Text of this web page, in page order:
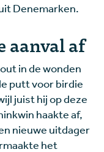
Denemarken.
aanval af
in de wonden
putt voor birdie
juist hij op deze
haakte af,
nieuwe uitdager
het